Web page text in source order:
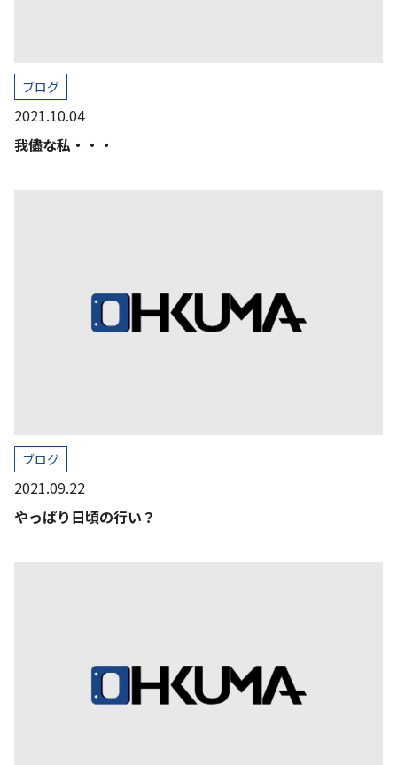
ブログ
2021.10.04
我儘な私・・・
ブログ
2021.09.22
やっぱり日頃の行い？